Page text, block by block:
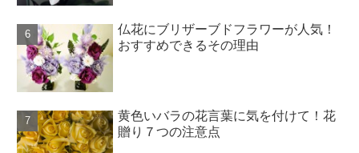
仏花にブリザーブドフラワーが人気！
おすすめできるその理由
黄色いバラの花言葉に気を付けて！花
贈り７つの注意点